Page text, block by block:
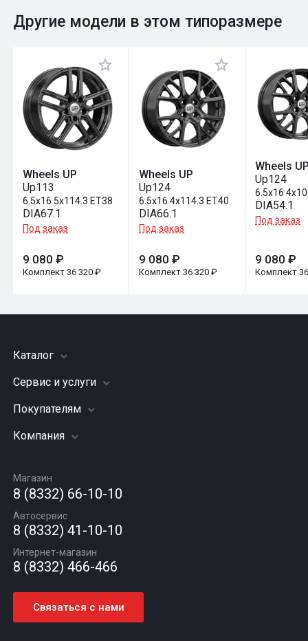
Оставить отзыв
Общий рейтинг 0
Другие модели в этом типоразмере
Wheels UP
Up113
6.5x16 5x114.3 ET38
DIA67.1
Под заказ
9 080 ₽
Комплект 36 320 ₽
Wheels UP
Up124
6.5x16 4x114.3 ET40
DIA66.1
Под заказ
9 080 ₽
Комплект 36 320 ₽
Wheels
Up124
6.5x16
DIA54.1
Под заказ
9 080 ₽
Комплект
Каталог
Шины
Грузовые шины
Диски
Автомасла
Сервис и услуги
Заправка кондиционера
Подвеска (ходовая часть)
Шиномонтаж
Покупателям
Акции
Гарантии и возврат
Компания
Вакансии
Новости
Статьи
Контакты
Магазин
8 (8332) 66-10-10
Автосервис
8 (8332) 41-10-10
Интернет-магазин
8 (8332) 466-466
Связаться с нами